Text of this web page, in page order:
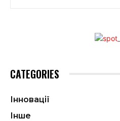
CATEGORIES
Інновації
Інше